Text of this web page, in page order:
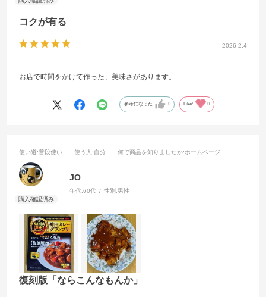
2026.2.4
コクが有る
お店で時間をかけて作った、美味さがあります。
参考になった 0 Like! 0
復刻版「ならこんなもんか」
使い道:普段使い 使う人 :自分 何で商品を知りましたか:ホームページ
JO
年代:60代 性別:男性